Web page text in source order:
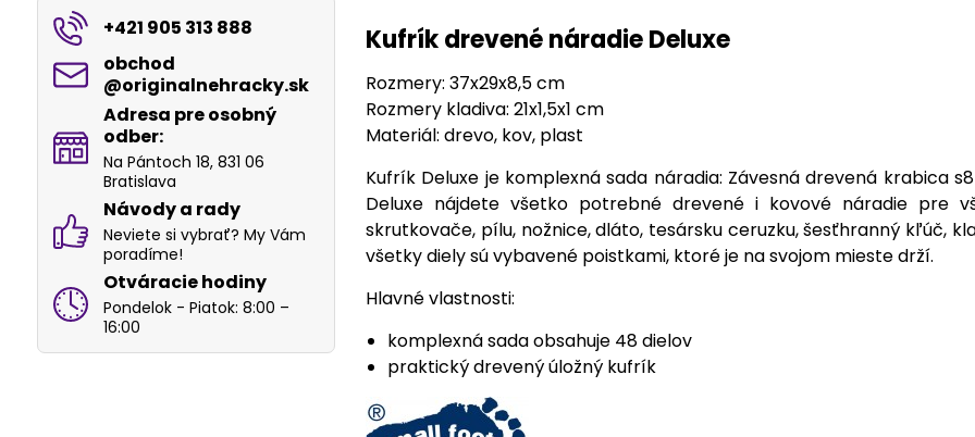
Kufrík drevené náradie Deluxe
Rozmery: 37x29x8,5 cm
Rozmery kladiva: 21x1,5x1 cm
Materiál: drevo, kov, plast
Kufrík Deluxe je komplexná sada náradia: Závesná drevená krabica
Deluxe nájdete všetko potrebné drevené i kovové náradie pre
skrutkovače, pílu, nožnice, dláto, tesársku ceruzku, šesťhranný kľúč,
všetky diely sú vybavené poistkami, ktoré je na svojom mieste drží.
Hlavné vlastnosti:
komplexná sada obsahuje 48 dielov
praktický drevený úložný kufrík
+421 905 313 888
obchod​
@originalnehracky​.sk
Adresa pre osobný
odber:
Na Pántoch 18, 831 06
Bratislava
Návody a rady
Neviete si vybrať? My Vám
poradíme!
Otváracie hodiny
Pondelok - Piatok: 8:00 –
16:00